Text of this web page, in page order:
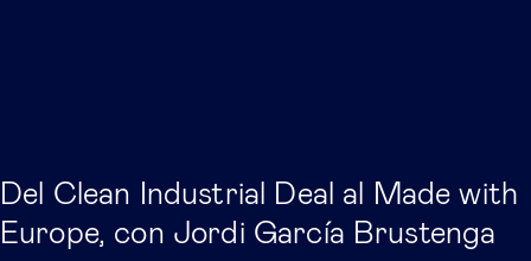
Del Clean Industrial Deal al Made with
Europe, con Jordi García Brustenga